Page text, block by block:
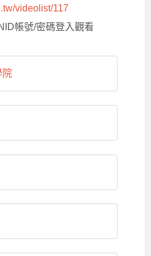
videolist/117
帳號/密碼登入觀看
院